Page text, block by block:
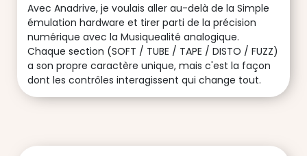
Avec Anadrive, je voulais aller au-delà de la Simple
émulation hardware et tirer parti de la précision
numérique avec la Musiquealité analogique.
Chaque section (SOFT / TUBE / TAPE / DISTO / FUZZ)
a son propre caractère unique, mais c'est la façon
dont les contrôles interagissent qui change tout.